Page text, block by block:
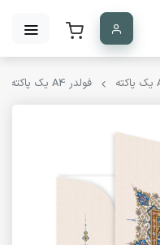
فولدر A4 یک پاکته کد PK-03